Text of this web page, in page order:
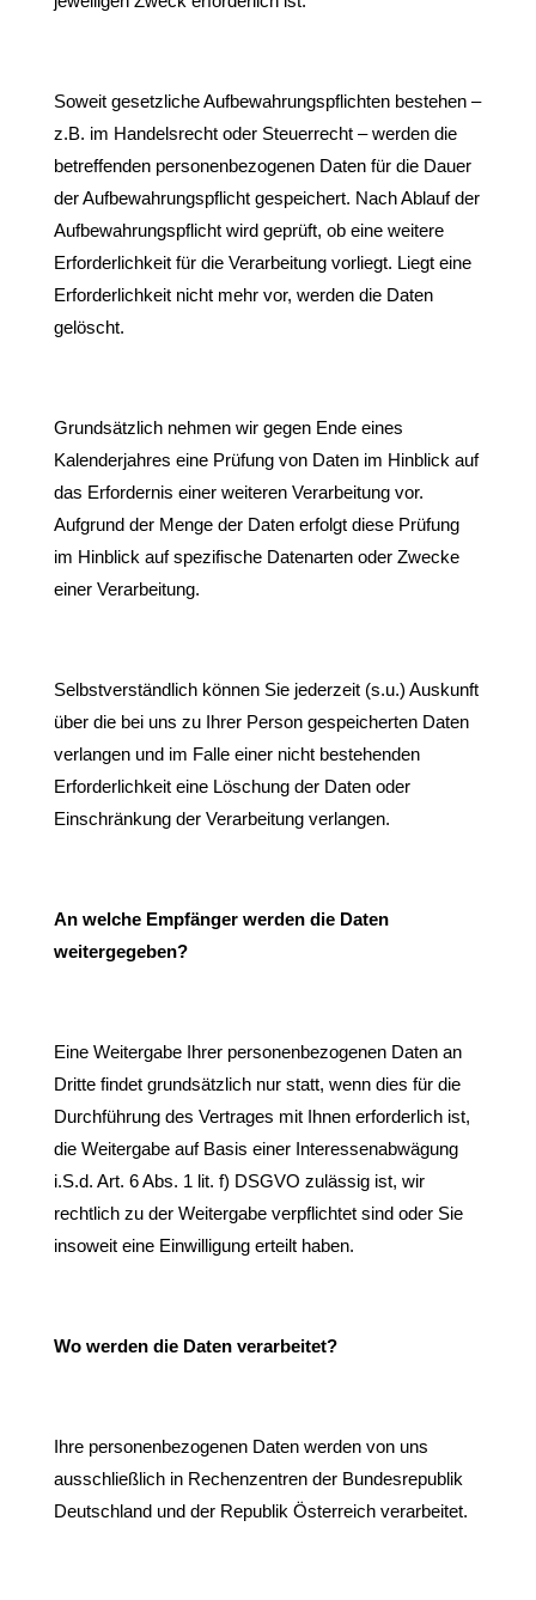
Soweit gesetzliche Aufbewahrungspflichten bestehen –
z.B. im Handelsrecht oder Steuerrecht – werden die
betreffenden personenbezogenen Daten für die Dauer
der Aufbewahrungspflicht gespeichert. Nach Ablauf der
Aufbewahrungspflicht wird geprüft, ob eine weitere
Erforderlichkeit für die Verarbeitung vorliegt. Liegt eine
Erforderlichkeit nicht mehr vor, werden die Daten
gelöscht.
Grundsätzlich nehmen wir gegen Ende eines
Kalenderjahres eine Prüfung von Daten im Hinblick auf
das Erfordernis einer weiteren Verarbeitung vor.
Aufgrund der Menge der Daten erfolgt diese Prüfung
im Hinblick auf spezifische Datenarten oder Zwecke
einer Verarbeitung.
Selbstverständlich können Sie jederzeit (s.u.) Auskunft
über die bei uns zu Ihrer Person gespeicherten Daten
verlangen und im Falle einer nicht bestehenden
Erforderlichkeit eine Löschung der Daten oder
Einschränkung der Verarbeitung verlangen.
An welche Empfänger werden die Daten
weitergegeben?
Eine Weitergabe Ihrer personenbezogenen Daten an
Dritte findet grundsätzlich nur statt, wenn dies für die
Durchführung des Vertrages mit Ihnen erforderlich ist,
die Weitergabe auf Basis einer Interessenabwägung
i.S.d. Art. 6 Abs. 1 lit. f) DSGVO zulässig ist, wir
rechtlich zu der Weitergabe verpflichtet sind oder Sie
insoweit eine Einwilligung erteilt haben.
Wo werden die Daten verarbeitet?
Ihre personenbezogenen Daten werden von uns
ausschließlich in Rechenzentren der Bundesrepublik
Deutschland und der Republik Österreich verarbeitet.